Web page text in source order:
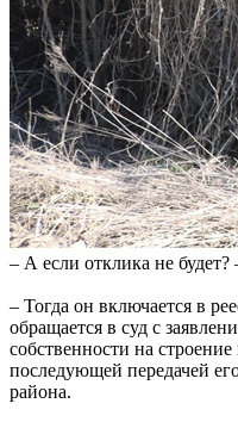
– А если отклика не
– Тогда он включается в
обращается в суд с
собственности на
последующей передачей
района.